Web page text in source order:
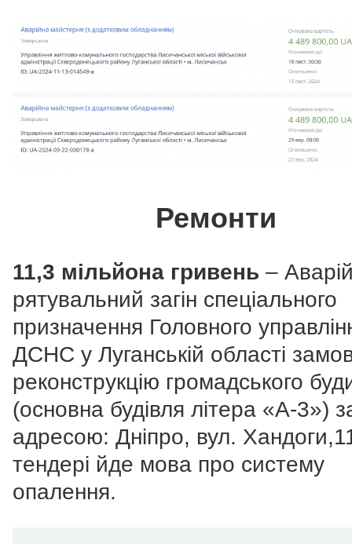
Ремонти
11,3 мільйона гривень –
рятувальний загін спеціального
призначення Головного
ДСНС у Луганській області
реконструкцію громадського
(основна будівля літера «А-3»)
адресою: Дніпро, вул.
тендері йде мова про систему
опалення.